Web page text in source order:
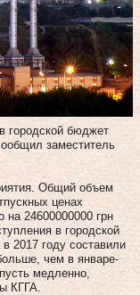
городской бюджет
заместитель
Общий объем
ценах
на 24600000000 грн
в городской
2017 году составили
чем в январе-
медленно,
КГГА.